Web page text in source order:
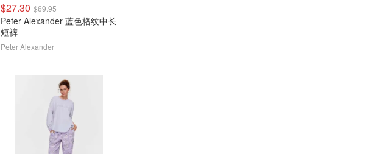
$27.30 $69.95
Peter Alexander 蓝色格纹中长
短裤
Peter Alexander